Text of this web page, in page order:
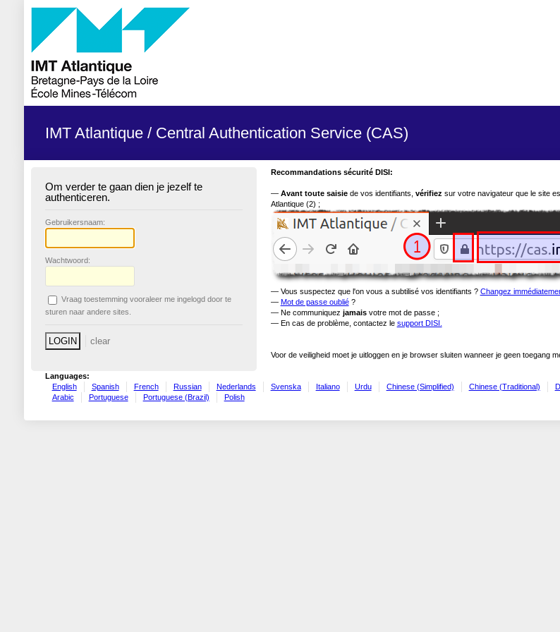
IMT Atlantique / Central Authentication Service (CAS)
Om verder te gaan dien je jezelf te
authenticeren.
Gebruikersnaam:
Wachtwoord:
Vraag toestemming vooraleer me ingelogd door te
sturen naar andere sites.
Recommandations sécurité DISI:
— Avant toute saisiede vos identifiants, vérifiez sur votre navigateur que le site
Atlantique (2) ;
— Vous suspectez que l'on vous a subtilisé vos identifiants ? Changez
— Mot de passe oublié?
— Ne communiquez jamaisvotre mot de passe ;
— En cas de problème, contactez le support DISI.
Voor de veiligheid moet je uitloggen en je browser sluiten wanneer je geen toegang
Languages:
English
Spanish French Russian Nederlands Svenska Italiano Urdu Chinese (Simplified) Chinese (Traditional)
Arabic
Portuguese Portuguese (Brazil) Polish